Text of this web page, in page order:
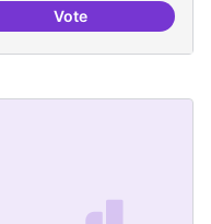
VotePodcast Radio